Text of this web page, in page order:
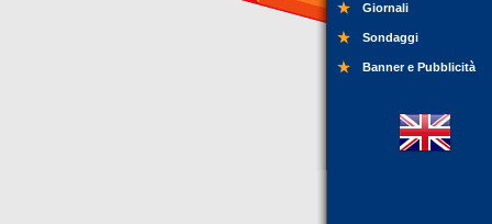
Giornali
Sondaggi
Banner e Pubblicità